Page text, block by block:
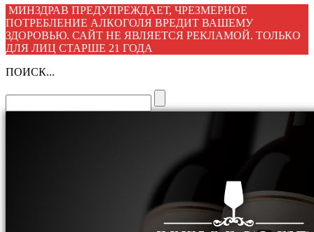
МИНЗДРАВ ПРЕДУПРЕЖДАЕТ, ЧРЕЗМЕРНОЕ
ПОТРЕБЛЕНИЕ АЛКОГОЛЯ ВРЕДИТ ВАШЕМУ
ЗДОРОВЬЮ. САЙТ НЕ ЯВЛЯЕТСЯ РЕКЛАМОЙ. ТОЛЬКО
ДЛЯ ЛИЦ СТАРШЕ 21 ГОДА
ПОИСК...